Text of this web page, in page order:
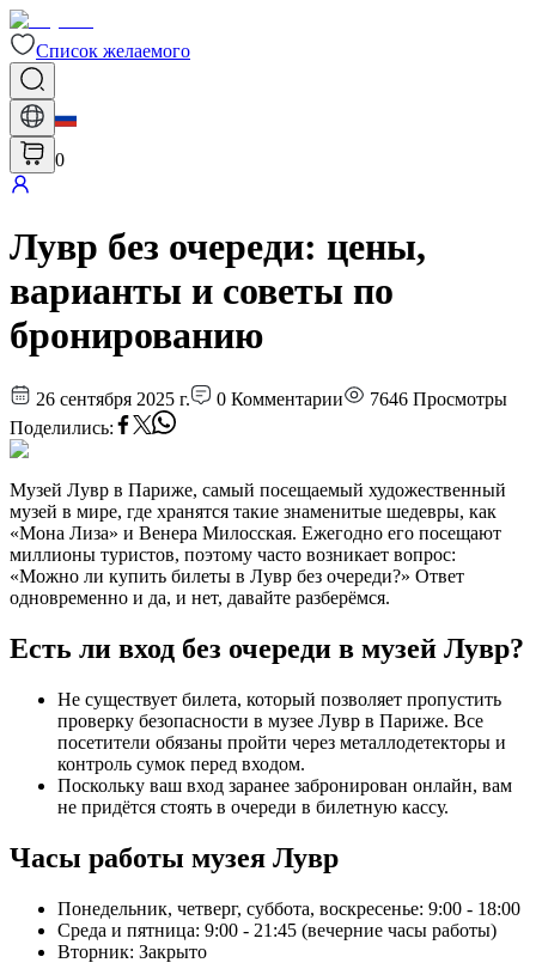
Список желаемого
0
Лувр без очереди: цены,
варианты и советы по
бронированию
26 сентября 2025 г. 0 Комментарии 7646 Просмотры
Поделились:
Музей Лувр в Париже, самый посещаемый художественный
музей в мире, где хранятся такие знаменитые шедевры, как
«Мона Лиза» и Венера Милосская. Ежегодно его посещают
миллионы туристов, поэтому часто возникает вопрос:
«Можно ли купить билеты в Лувр без очереди?» Ответ
одновременно и да, и нет, давайте разберёмся.
Есть ли вход без очереди в музей Лувр?
Не существует билета, который позволяет пропустить
проверку безопасности в музее Лувр в Париже. Все
посетители обязаны пройти через металлодетекторы и
контроль сумок перед входом.
Поскольку ваш вход заранее забронирован онлайн, вам
не придётся стоять в очереди в билетную кассу.
Часы работы музея Лувр
Понедельник, четверг, суббота, воскресенье: 9:00 - 18:00
Среда и пятница: 9:00 - 21:45 (вечерние часы работы)
Вторник: Закрыто